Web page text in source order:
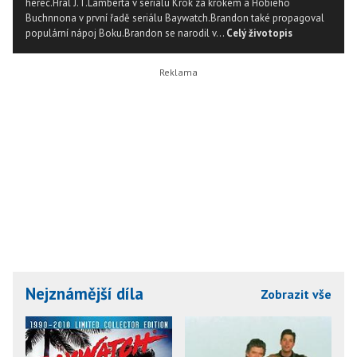
herec.Hrál J.T.Lamberta v seriálu Krok za krokem a Hobieho
Buchnnona v první řadě seriálu Baywatch.Brandon také propagoval
populární nápoj Boku.Brandon se narodil v... Celý životopis
Nejznámější díla Zobrazit vše